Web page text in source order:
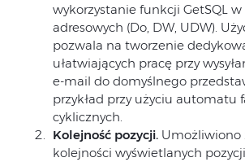
wykorzystanie funkcji GetSQL
adresowych (Do, DW, UDW).
pozwala na tworzenie
ułatwiających pracę przy
e‑mail do domyślnego
przykład przy użyciu automatu
cyklicznych.
Kolejność pozycji. Umożliwiono
kolejności wyświetlanych